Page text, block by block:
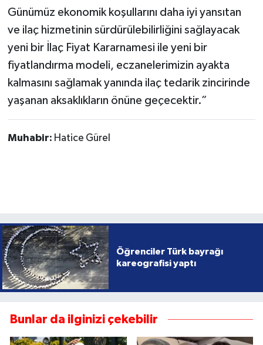
Günümüz ekonomik koşullarını daha iyi yansıtan
ve ilaç hizmetinin sürdürülebilirliğini sağlayacak
yeni bir İlaç Fiyat Kararnamesi ile yeni bir
fiyatlandırma modeli, eczanelerimizin ayakta
kalmasını sağlamak yanında ilaç tedarik zincirinde
yaşanan aksaklıkların önüne geçecektir.”
Muhabir: Hatice Gürel
Öğrenciler Türk bayrağı
kareografisi yaptı
Bunlar da ilginizi çekebilir